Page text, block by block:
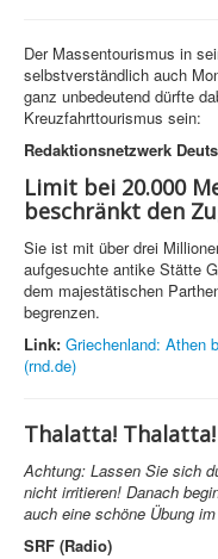
Der Massentourismus in
selbstverständlich auch
ganz unbedeutend dürfte
Kreuzfahrttourismus sein:
Redaktionsnetzwerk
Limit bei 20.000
beschränkt den
Sie ist mit über drei
aufgesuchte antike Stätte
dem majestätischen
begrenzen.
Link: Griechenland: Athen
(rnd.de)
Thalatta! Thalatta!
Achtung: Lassen Sie sich
nicht irritieren! Danach
auch eine schöne Übung
SRF (Radio)